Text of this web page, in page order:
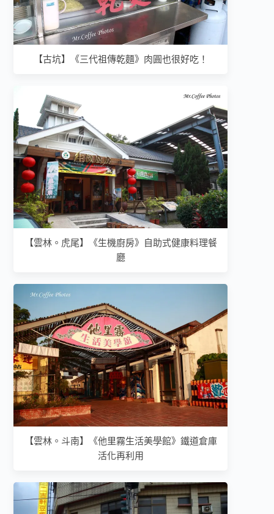
【古坑】《三代祖傳乾麵》肉圓也很好吃！
【雲林。虎尾】《生機廚房》自助式健康料理餐
廳
【雲林。斗南】《他里霧生活美學館》鐵道倉庫
活化再利用